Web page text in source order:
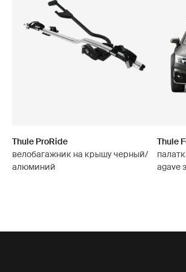
Thule ProRide
велобагажник на крышу черный/
алюминий
Thule
agave